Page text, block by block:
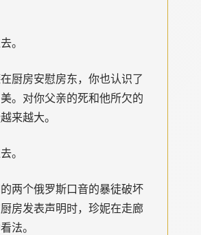
。
厨房安慰房东，你也认识了
。对你父亲的死和他所欠的
来越大。
。
两个俄罗斯口音的暴徒破坏
房发表声明时，珍妮在走廊
法。